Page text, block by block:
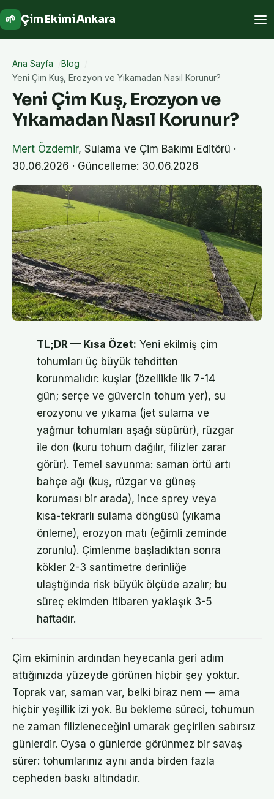
🌱 Çim Ekimi Ankara
Ana Sayfa
Blog
Yeni Çim Kuş, Erozyon ve Yıkamadan Nasıl Korunur?
Yeni Çim Kuş, Erozyon ve
Yıkamadan Nasıl Korunur?
Mert Özdemir, Sulama ve Çim Bakımı Editörü ·
30.06.2026 · Güncelleme: 30.06.2026
TL;DR — Kısa Özet: Yeni ekilmiş çim
tohumları üç büyük tehditten
korunmalıdır: kuşlar (özellikle ilk 7-14
gün; serçe ve güvercin tohum yer), su
erozyonu ve yıkama (jet sulama ve
yağmur tohumları aşağı süpürür), rüzgar
ile don (kuru tohum dağılır, filizler zarar
görür). Temel savunma: saman örtü artı
bahçe ağı (kuş, rüzgar ve güneş
koruması bir arada), ince sprey veya
kısa-tekrarlı sulama döngüsü (yıkama
önleme), erozyon matı (eğimli zeminde
zorunlu). Çimlenme başladıktan sonra
kökler 2-3 santimetre derinliğe
ulaştığında risk büyük ölçüde azalır; bu
süreç ekimden itibaren yaklaşık 3-5
haftadır.
Çim ekiminin ardından heyecanla geri adım
attığınızda yüzeyde görünen hiçbir şey yoktur.
Toprak var, saman var, belki biraz nem — ama
hiçbir yeşillik izi yok. Bu bekleme süreci, tohumun
ne zaman filizleneceğini umarak geçirilen sabırsız
günlerdir. Oysa o günlerde görünmez bir savaş
sürer: tohumlarınız aynı anda birden fazla
cepheden baskı altındadır.